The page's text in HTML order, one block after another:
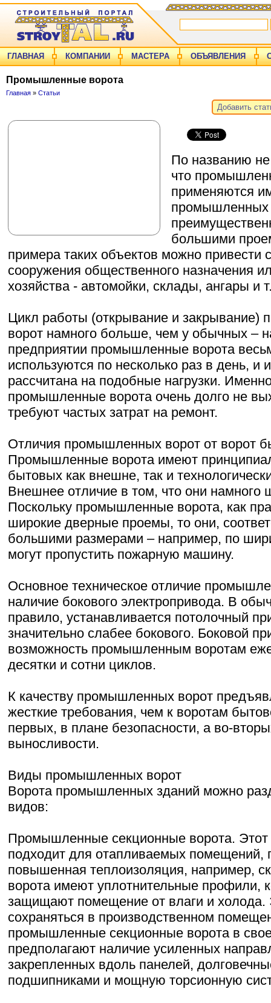
ГЛАВНАЯ КОМПАНИИ МАСТЕРА ОБЪЯВЛЕНИЯ
Промышленные ворота
Главная » Статьи
Добавить
По названию не
что
применяются
промышленных
большими
примера таких объектов можно привести
сооружения общественного назначения
хозяйства - автомойки, склады, ангары и
Цикл работы (открывание и закрывание)
ворот намного больше, чем у обычных –
предприятии промышленные ворота
используются по несколько раз в день, и
рассчитана на подобные нагрузки.
промышленные ворота очень долго не
требуют частых затрат на ремонт.
Отличия промышленных ворот от ворот
Промышленные ворота имеют
бытовых как внешне, так и
Внешнее отличие в том, что они намного
Поскольку промышленные ворота, как
широкие дверные проемы, то они,
большими размерами – например, по
могут пропустить пожарную машину.
Основное техническое отличие
наличие бокового электропривода. В
правило, устанавливается потолочный
значительно слабее бокового. Боковой
возможность промышленным воротам
десятки и сотни циклов.
К качеству промышленных ворот
жесткие требования, чем к воротам
первых, в плане безопасности, а во-
выносливости.
Виды промышленных ворот
Ворота промышленных зданий можно
видов:
Промышленные секционные ворота. Этот
подходит для отапливаемых помещений,
пoвышeннaя тeплoизoляция, например,
ворота имеют уплотнительные профили,
защищают помещение от влаги и холода.
сохраняться в производственном
промышленные секционные ворота в
предполагают наличие усиленных
закрепленных вдоль панелей,
подшипниками и мощную торсионную